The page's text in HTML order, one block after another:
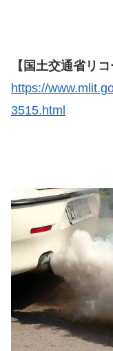
【国土交通省リコ
https://
3515.html